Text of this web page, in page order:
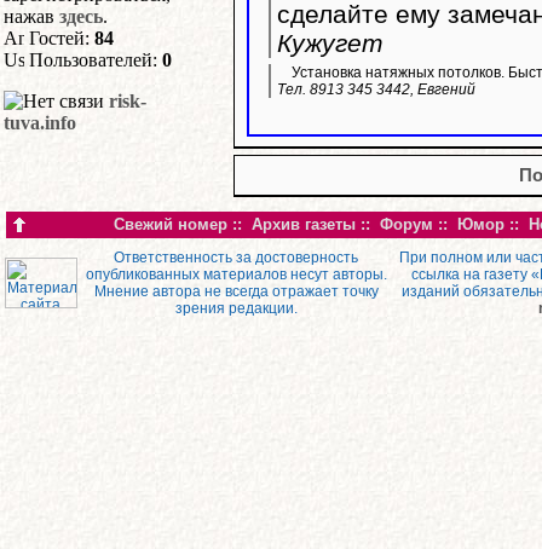
нажав здесь.
Гостей: 84
Пользователей: 0
risk-
tuva.info
сделайте ему
Кужугет
Установка натяжных потолков.
Тел. 8913 345 3442, Евгений
Свежий номер :: Архив газеты :: Форум :: Юмор ::
Ответственность за достоверность
опубликованных материалов несут авторы.
Мнение автора не всегда отражает точку
зрения редакции.
При полном или
ссылка на газету
изданий